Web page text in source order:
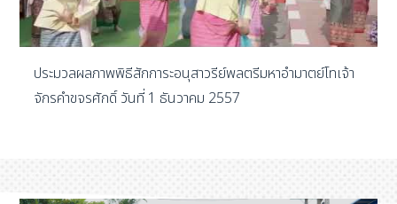
ประมวลผลภาพพิธีสักการะอนุสาวรีย์พลตรีมหาอำมาตย์โทเจ้า
จักรคำขจรศักดิ์ วันที่ 1 ธันวาคม 2557